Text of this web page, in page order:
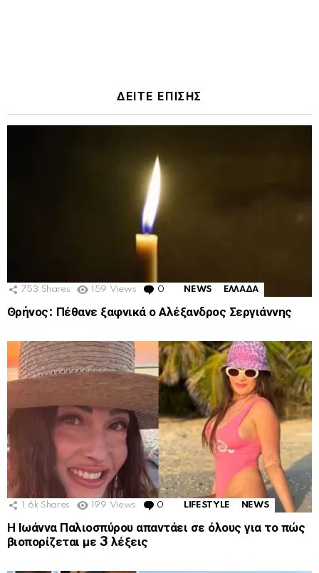
ΔΕΙΤΕ ΕΠΙΣΗΣ
753 Shares 159 Views 0 Comments
NEWS ΕΛΛΑΔΑ
Θρήνος: Πέθανε ξαφνικά ο Αλέξανδρος Σεργιάννης
1.6k Shares 199 Views 0 Comments
LIFESTYLE NEWS
Η Ιωάννα Παλιοσπύρου απαντάει σε όλους για το πώς
βιοπορίζεται με 3 λέξεις